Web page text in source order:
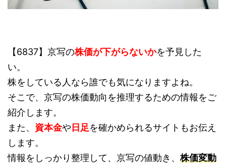
【6837】京写の株価が下がらないかを予見した
い。
株をしている人なら誰でも気になりますよね。
そこで、京写の株価動向を推理するための情報をご
紹介します。
また、 資本金や日足を確かめられるサイトもお伝え
します。
情報をしっかり整理して、京写の値動き、株価変動